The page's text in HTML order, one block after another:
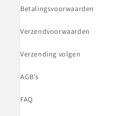
Betalingsvoorwaarden
Verzendvoorwaarden
Verzending volgen
AGB's
FAQ